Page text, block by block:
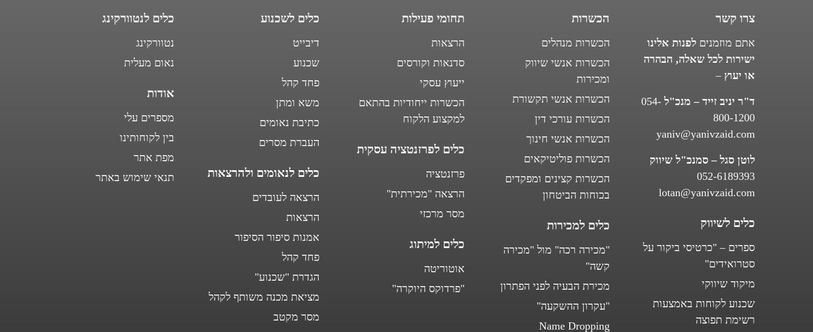
צרו קשר
אתם מוזמנים לפנות אלינו
ישירות לכל שאלה, הבהרה
או יעוץ –
ד"ר יניב זייד – מנכ"ל 054-
800-1200
yaniv@yanivzaid.com
לוטן סגל – סמנכ"ל שיווק
052-6189393
lotan@yanivzaid.com
כלים לשיווק
ספרים – "כרטיסי ביקור על
סטרואידים"
מיקוד שיווקי
שכנוע לקוחות באמצעות
רשימת תפוצה
הכשרות
הכשרות מנהלים
הכשרות אנשי שיווק
ומכירות
הכשרות אנשי תקשורת
הכשרות עורכי דין
הכשרות אנשי חינוך
הכשרות פוליטיקאים
הכשרות קצינים ומפקדים
בכוחות הביטחון
כלים למכירות
"מכירה רכה" מול "מכירה
קשה"
מכירת הבעיה לפני הפתרון
"עקרון ההשקעה"
Name Dropping
תחומי פעילות
הרצאות
סדנאות וקורסים
ייעוץ עסקי
הכשרות ייחודיות בהתאם
למקצוע הלקוח
כלים לפרזנטציה עסקית
פרזנטציה
הרצאה "מכירתית"
מסר מרכזי
כלים למיתוג
אוטוריטה
"פרדוקס היוקרה"
כלים לשכנוע
דיבייט
שכנוע
פחד קהל
משא ומתן
כתיבת נאומים
העברת מסרים
כלים לנאומים ולהרצאות
הרצאה לעובדים
הרצאות
אמנות סיפור הסיפור
פחד קהל
הגדרת "שכנוע"
מציאת מכנה משותף לקהל
מסר מקטב
כלים לנטוורקינג
נטוורקינג
נאום מעלית
אודות
מספרים עלי
בין לקוחותינו
מפת אתר
תנאי שימוש באתר